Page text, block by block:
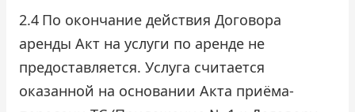
2.4 По окончание действия Договора
аренды Акт на услуги по аренде не
предоставляется. Услуга считается
оказанной на основании Акта приёма-